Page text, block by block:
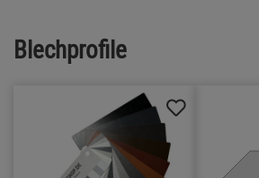
Blechprofile